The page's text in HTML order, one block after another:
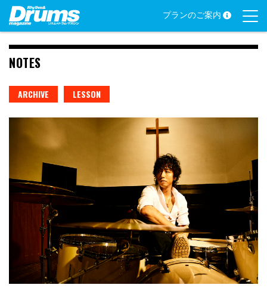
Skip
content
プランのご案内
NOTES
ARCHIVE LESSON